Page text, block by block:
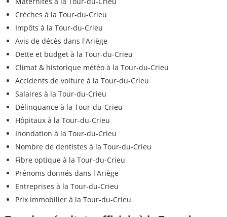
Crèches à la Tour-du-Crieu
Impôts à la Tour-du-Crieu
Avis de décès dans l'Ariège
Dette et budget à la Tour-du-Crieu
Climat & historique météo à la Tour-du-Crieu
Accidents de voiture à la Tour-du-Crieu
Salaires à la Tour-du-Crieu
Délinquance à la Tour-du-Crieu
Hôpitaux à la Tour-du-Crieu
Inondation à la Tour-du-Crieu
Nombre de dentistes à la Tour-du-Crieu
Fibre optique à la Tour-du-Crieu
Prénoms donnés dans l'Ariège
Entreprises à la Tour-du-Crieu
Prix immobilier à la Tour-du-Crieu